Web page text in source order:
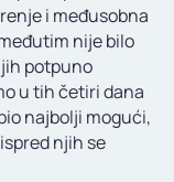
i međusobna
nije bilo
potpuno
u tih četiri dana
najbolji mogući,
njih se